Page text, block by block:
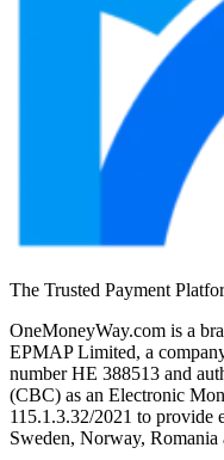
The Trusted Payment
OneMoneyWay.com is a
EPMAP Limited, a
number ΗΕ 388513 and
(CBC) as an Electronic
115.1.3.32/2021 to provide
Sweden, Norway, Romania